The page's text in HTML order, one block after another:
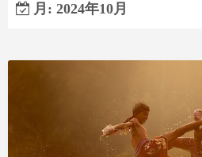
プ
月: 2024年10月